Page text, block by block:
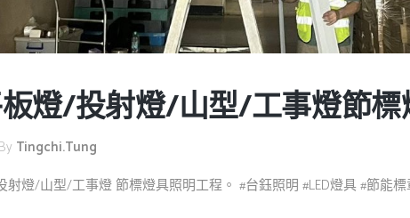
燈/投射燈/山型/工事燈節標
By Tingchi.tung
燈/山型/工事燈 節標燈具照明工程。 #台鈺照明 #LED燈具 #節能標